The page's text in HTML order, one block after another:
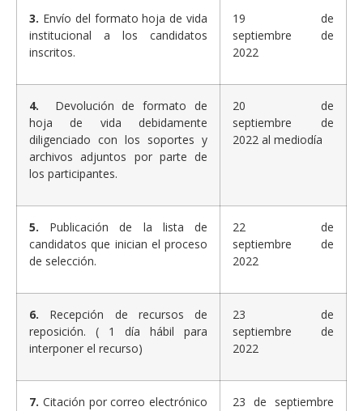
3. Envío del formato hoja de vida
institucional a los candidatos
inscritos.
19 de
septiembre de
2022
4. Devolución de formato de
hoja de vida debidamente
diligenciado con los soportes y
archivos adjuntos por parte de
los participantes.
20 de
septiembre de
2022 al mediodía
5. Publicación de la lista de
candidatos que inician el proceso
de selección.
22 de
septiembre de
2022
6. Recepción de recursos de
reposición. ( 1 día hábil para
interponer el recurso)
23 de
septiembre de
2022
7. Citación por correo electrónico
23 de septiembre